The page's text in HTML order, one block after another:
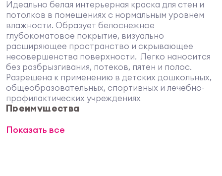
Идеально белая интерьерная краска для стен и
потолков в помещениях с нормальным уровнем
влажности. Образует белоснежное
глубокоматовое покрытие, визуально
расширяющее пространство и скрывающее
несовершенства поверхности. Легко наносится
без разбрызгивания, потеков, пятен и полос.
Разрешена к применению в детских дошкольных,
общеобразовательных, спортивных и лечебно-
профилактических учреждениях
Преимущества
Не желтеет и не теряет цвет
Показать все